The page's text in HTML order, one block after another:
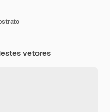
vetores